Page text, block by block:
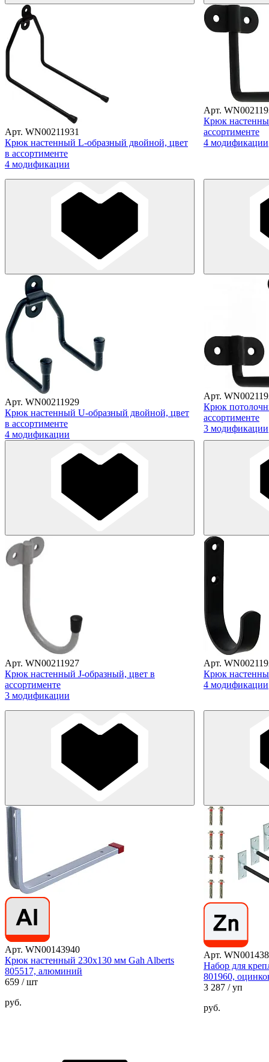
Арт. WN00211931
Крюк настенный L-образный двойной, цвет
в ассортименте
4 модификации
Арт.
Крюк
ассортименте
4 модификации
Арт. WN00211929
Крюк настенный U-образный двойной, цвет
в ассортименте
4 модификации
Арт.
Крюк
ассортименте
3 модификации
Арт. WN00211927
Крюк настенный J-образный, цвет в
ассортименте
3 модификации
Арт.
Крюк
4 модификации
Арт. WN00143940
Крюк настенный 230х130 мм Gah Alberts
805517, алюминий
659 / шт
руб.
Арт.
Набор для
801960,
3 287 / уп
руб.